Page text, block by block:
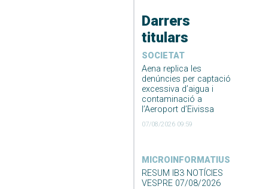
Darrers
titulars
SOCIETAT
Aena replica les
denúncies per captació
excessiva d’aigua i
contaminació a
l’Aeroport d’Eivissa
07/08/2026 09:59
MICROINFORMATIUS
RESUM IB3 NOTÍCIES
VESPRE 07/08/2026